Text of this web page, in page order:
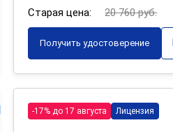
Старая цена:
20 760 руб.
Получить удостоверение
-17% до 17 августа Лицензия